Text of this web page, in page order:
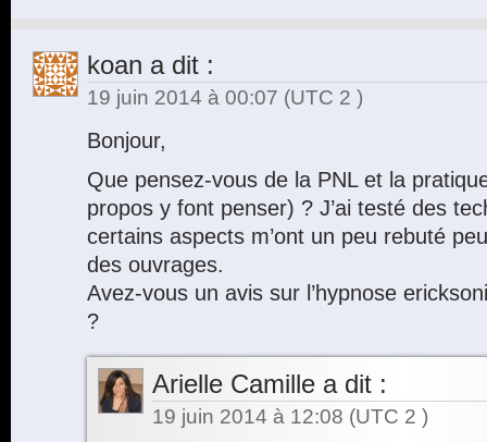
koan a dit :
19 juin 2014 à 00:07 (UTC 2 )
Bonjour,
Que pensez-vous de la PNL et la
propos y font penser) ? J’ai testé des
certains aspects m’ont un peu rebuté
des ouvrages.
Avez-vous un avis sur l’hypnose
?
Arielle Camille a dit :
19 juin 2014 à 12:08 (UTC 2 )